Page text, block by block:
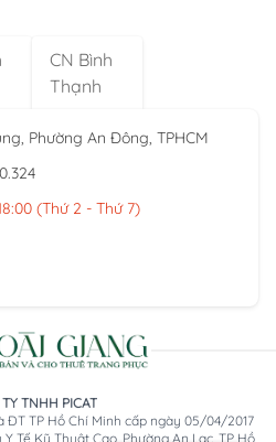
CN Bình
Thạnh
Phường An Đông, TPHCM
(Thứ 2 - Thứ 7)
TNHH PICAT
ĐT TP Hồ Chí Minh cấp ngày 05/04/2017
Tế Kỹ Thuật Cao, Phường An Lạc, TP Hồ